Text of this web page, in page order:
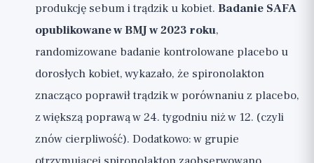
produkcję sebum i trądzik u kobiet. Badanie SAFA
opublikowane w BMJ w 2023 roku,
randomizowane badanie kontrolowane placebo u
dorosłych kobiet, wykazało, że spironolakton
znacząco poprawił trądzik w porównaniu z placebo,
z większą poprawą w 24. tygodniu niż w 12. (czyli
znów cierpliwość). Dodatkowo: w grupie